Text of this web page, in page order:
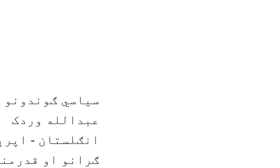
سیاسي ګوندونو
عبدالله وردک
انګلستان - اپرېل -
ګرانو او